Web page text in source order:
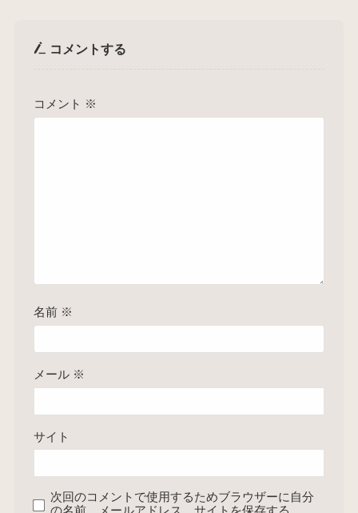
コメントする
コメント ※
名前 ※
メール ※
サイト
次回のコメントで使用するためブラウザーに自分
の名前、メールアドレス、サイトを保存する。